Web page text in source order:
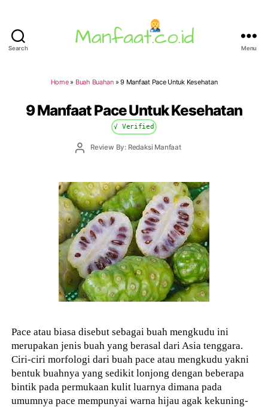
Search Menu
Home» Buah Buahan»9 Manfaat Pace Untuk Kesehatan
9 Manfaat Pace Untuk Kesehatan
√ Verified
PostReview By: Redaksi Manfaat
Pace atau biasa disebut sebagai buah mengkudu ini
merupakan jenis buah yang berasal dari Asia tenggara.
Ciri-ciri morfologi dari buah pace atau mengkudu yakni
bentuk buahnya yang sedikit lonjong dengan beberapa
bintik pada permukaan kulit luarnya dimana pada
umumnya pace mempunyai warna hijau agak kekuning-